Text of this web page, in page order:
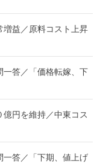
益／原料コスト上昇
答／「価格転嫁、下
円を維持／中東コス
一答／「下期、値上げ